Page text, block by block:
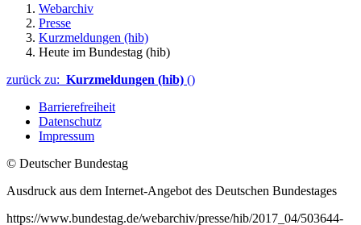
Webarchiv
Presse
Kurzmeldungen (hib)
Heute im Bundestag (hib)
zurück zu: Kurzmeldungen (hib) ()
Barrierefreiheit
Datenschutz
Impressum
© Deutscher Bundestag
Ausdruck aus dem Internet-Angebot des Deutschen Bundestages
https://www.bundestag.de/webarchiv/presse/hib/2017_04/503644-